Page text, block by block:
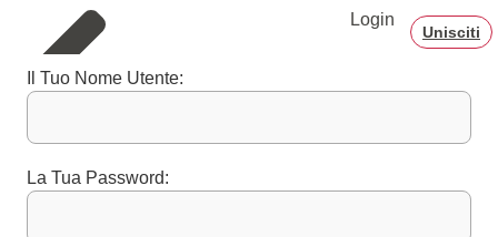
Login
Unisciti
Il Tuo Nome Utente:
La Tua Password: